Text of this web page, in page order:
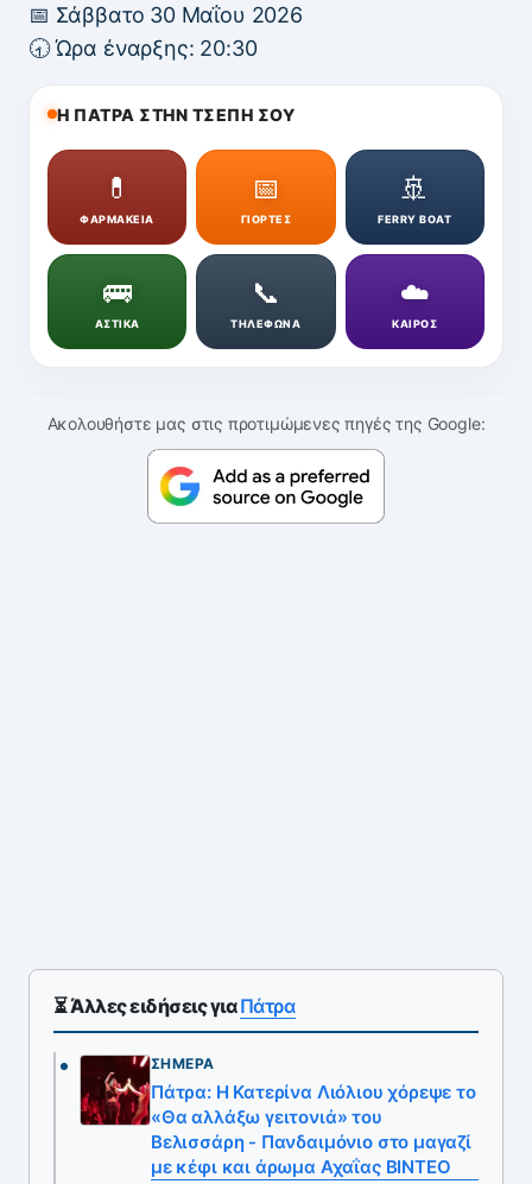
📅 Σάββατο 30 Μαΐου 2026
🕣 Ώρα έναρξης: 20:30
Η ΠΑΤΡΑ ΣΤΗΝ ΤΣΕΠΗ ΣΟΥ
💊
ΦΑΡΜΑΚΕΙΑ
📅
ΓΙΟΡΤΕΣ
🚢
FERRY BOAT
🚌
ΑΣΤΙΚΑ
📞
ΤΗΛΕΦΩΝΑ
☁️
ΚΑΙΡΟΣ
Ακολουθήστε μας στις προτιμώμενες πηγές της Google:
⏳ Άλλες ειδήσεις γιαΠάτρα
ΣΉΜΕΡΑ
Πάτρα: Η Κατερίνα Λιόλιου χόρεψε το
«Θα αλλάξω γειτονιά» του
Βελισσάρη - Πανδαιμόνιο στο μαγαζί
με κέφι και άρωμα Αχαΐας ΒΙΝΤΕΟ